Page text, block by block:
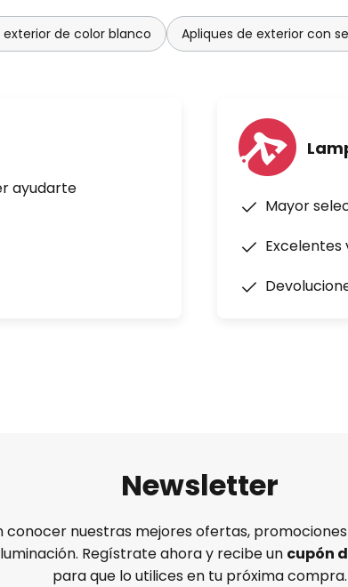
exterior de color blanco Apliques de exterior con
ayudarte
Mayor
Newsletter
conocer nuestras mejores ofertas,
Regístrate ahora y recibe un cupón
para que lo utilices en tu próxima compra.